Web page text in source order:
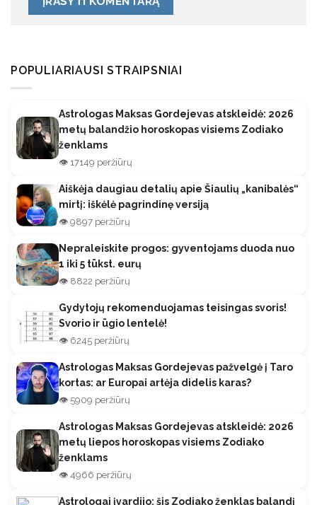
POPULIARIAUSI STRAIPSNIAI
Astrologas Maksas Gordejevas atskleidė: 2026
metų balandžio horoskopas visiems Zodiako
ženklams
👁️ 17149 peržiūrų
Aiškėja daugiau detalių apie Šiaulių „kanibalės“
mirtį: iškėlė pagrindinę versiją
👁️ 9897 peržiūrų
Nepraleiskite progos: gyventojams duoda nuo
1 iki 5 tūkst. eurų
👁️ 8822 peržiūrų
Gydytojų rekomenduojamas teisingas svoris!
Svorio ir ūgio lentelė!
👁️ 6245 peržiūrų
Astrologas Maksas Gordejevas pažvelgė į Taro
kortas: ar Europai artėja didelis karas?
👁️ 5909 peržiūrų
Astrologas Maksas Gordejevas atskleidė: 2026
metų liepos horoskopas visiems Zodiako
ženklams
👁️ 4966 peržiūrų
Astrologai įvardijo: šis Zodiako ženklas balandį